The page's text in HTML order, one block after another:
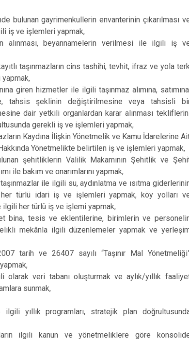
bulunan gayrimenkullerin envanterinin çıkarılması
iş ve işlemleri yapmak,
alınması, beyannamelerin verilmesi ile ilgili iş
taşınmazların cins tashihi, tevhit, ifraz ve yola
giren hizmetler ile ilgili taşınmaz alımına,
tahsis şeklinin değiştirilmesine veya tahsisli
dair yetkili organlardan karar alınması
gerekli iş ve işlemleri yapmak,
Kaydına İlişkin Yönetmelik ve Kamu İdarelerine
Yönetmelikte belirtilen iş ve işlemleri yapmak,
şehitliklerin Valilik Makamının Şehitlik ve
ile bakım ve onarımlarını yapmak,
ile ilgili su, aydınlatma ve ısıtma
türlü idari iş ve işlemleri yapmak, köy yolları
ilgili her türlü iş ve işlemi yapmak,
bina, tesis ve eklentilerine, birimlerin ve
mekânla ilgili düzenlemeler yapmak ve
tarih ve 26407 sayılı “Taşınır Mal
olarak veri tabanı oluşturmak ve aylık/yıllık
sunmak,
yıllık programları, stratejik plan
ilgili kanun ve yönetmeliklere göre